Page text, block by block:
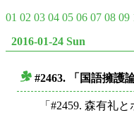
01 02 03 04 05 06 07 08 09
2016-01-24 Sun
#2463. 「国語擁護
「#2459. 森有礼と